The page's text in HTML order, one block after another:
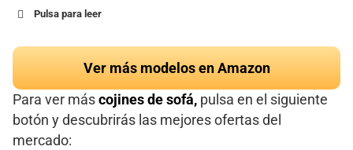
Pulsa para leer
Ver más modelos en Amazon
Para ver más cojines de sofá, pulsa en el siguiente
botón y descubrirás las mejores ofertas del
mercado: